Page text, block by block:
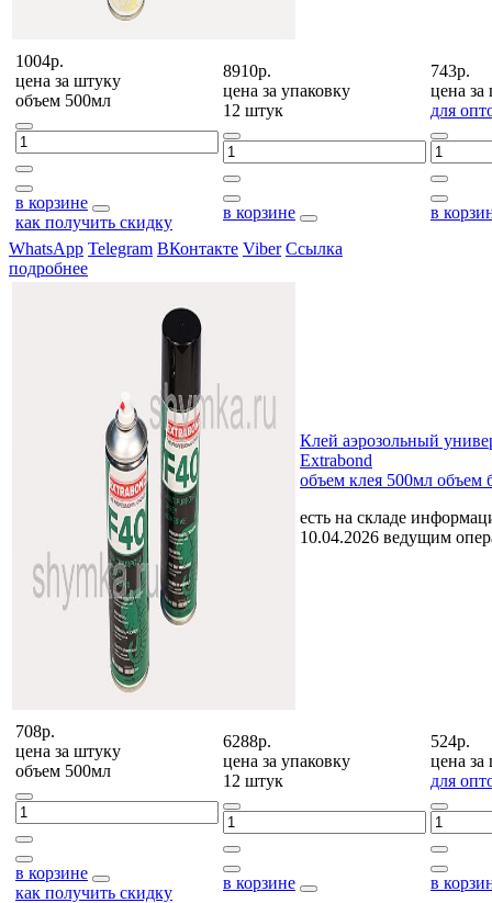
1004р.
цена за штуку
объем 500мл
в корзине
как получить скидку
8910р.
цена за упаковку
12 штук
в корзине
743р.
цена за
для
в
WhatsApp Telegram ВКонтакте Viber Ссылка
подробнее
Клей аэрозольный
Extrabond
объем клея 500мл объем
есть на складе
10.04.2026 ведущим
708р.
цена за штуку
объем 500мл
в корзине
как получить скидку
6288р.
цена за упаковку
12 штук
в корзине
524р.
цена за
для
в